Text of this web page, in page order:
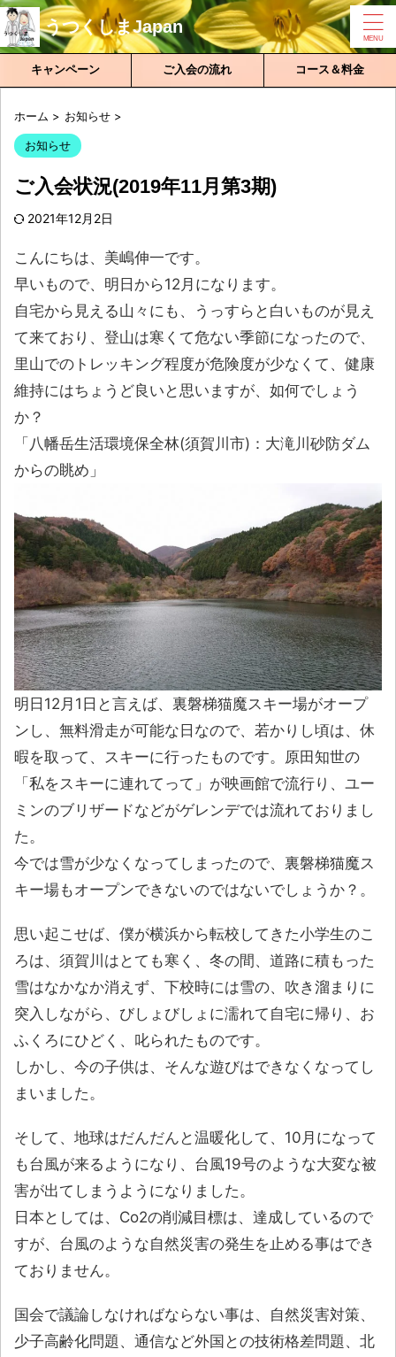
うつくしまJapan
キャンペーン ご入会の流れ コース＆料金
ホーム > お知らせ >
お知らせ
ご入会状況(2019年11月第3期)
2021年12月2日
こんにちは、美嶋伸一です。
早いもので、明日から12月になります。
自宅から見える山々にも、うっすらと白いものが見え
て来ており、登山は寒くて危ない季節になったので、
里山でのトレッキング程度が危険度が少なくて、健康
維持にはちょうど良いと思いますが、如何でしょう
か？
「八幡岳生活環境保全林(須賀川市)：大滝川砂防ダム
からの眺め」
明日12月1日と言えば、裏磐梯猫魔スキー場がオープ
ンし、無料滑走が可能な日なので、若かりし頃は、休
暇を取って、スキーに行ったものです。原田知世の
「私をスキーに連れてって」が映画館で流行り、ユー
ミンのブリザードなどがゲレンデでは流れておりまし
た。
今では雪が少なくなってしまったので、裏磐梯猫魔ス
キー場もオープンできないのではないでしょうか？。
思い起こせば、僕が横浜から転校してきた小学生のこ
ろは、須賀川はとても寒く、冬の間、道路に積もった
雪はなかなか消えず、下校時には雪の、吹き溜まりに
突入しながら、びしょびしょに濡れて自宅に帰り、お
ふくろにひどく、叱られたものです。
しかし、今の子供は、そんな遊びはできなくなってし
まいました。
そして、地球はだんだんと温暖化して、10月になって
も台風が来るようになり、台風19号のような大変な被
害が出てしまうようになりました。
日本としては、Co2の削減目標は、達成しているので
すが、台風のような自然災害の発生を止める事はでき
ておりません。
国会で議論しなければならない事は、自然災害対策、
少子高齢化問題、通信など外国との技術格差問題、北